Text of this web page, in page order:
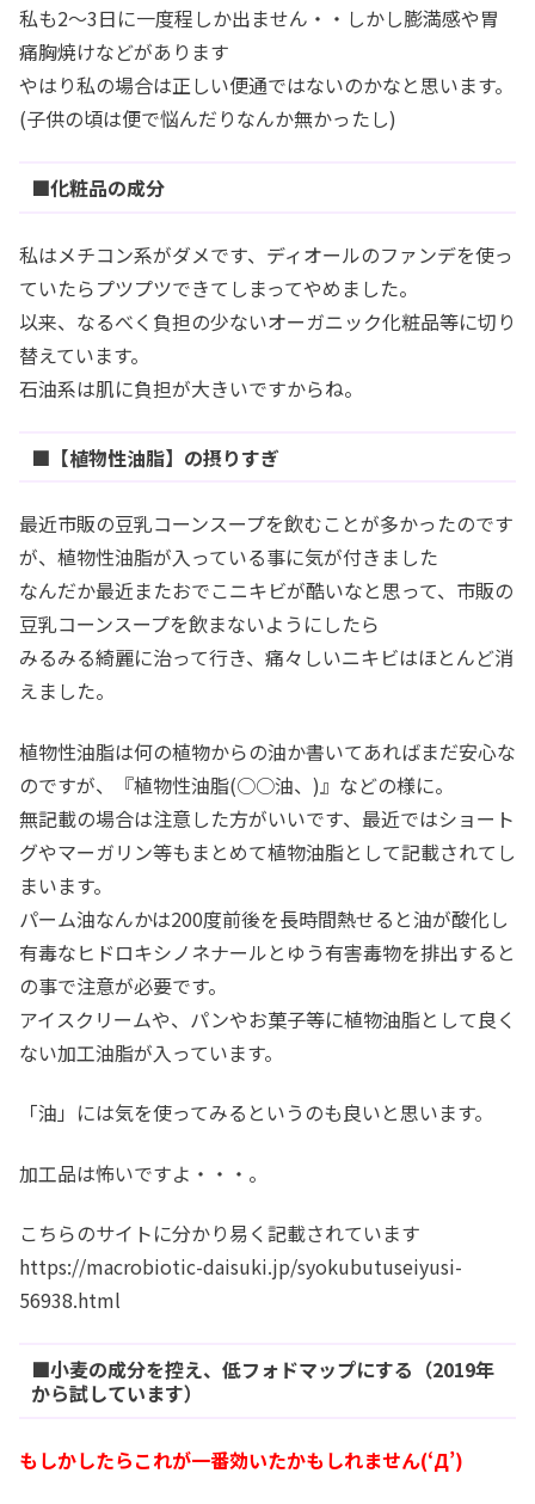
私も2～3日に一度程しか出ません・・しかし膨満感や胃
痛胸焼けなどがあります
やはり私の場合は正しい便通ではないのかなと思います。
(子供の頃は便で悩んだりなんか無かったし)
■化粧品の成分
私はメチコン系がダメです、ディオールのファンデを使っ
ていたらプツプツできてしまってやめました。
以来、なるべく負担の少ないオーガニック化粧品等に切り
替えています。
石油系は肌に負担が大きいですからね。
■【植物性油脂】の摂りすぎ
最近市販の豆乳コーンスープを飲むことが多かったのです
が、植物性油脂が入っている事に気が付きました
なんだか最近またおでこニキビが酷いなと思って、市販の
豆乳コーンスープを飲まないようにしたら
みるみる綺麗に治って行き、痛々しいニキビはほとんど消
えました。
植物性油脂は何の植物からの油か書いてあればまだ安心な
のですが、『植物性油脂(○○油、)』などの様に。
無記載の場合は注意した方がいいです、最近ではショート
グやマーガリン等もまとめて植物油脂として記載されてし
まいます。
パーム油なんかは200度前後を長時間熱せると油が酸化し
有毒なヒドロキシノネナールとゆう有害毒物を排出すると
の事で注意が必要です。
アイスクリームや、パンやお菓子等に植物油脂として良く
ない加工油脂が入っています。
「油」には気を使ってみるというのも良いと思います。
加工品は怖いですよ・・・。
こちらのサイトに分かり易く記載されています
https://macrobiotic-daisuki.jp/syokubutuseiyusi-
56938.html
■小麦の成分を控え、低フォドマップにする（2019年
から試しています）
もしかしたらこれが一番効いたかもしれません(‘Д’)